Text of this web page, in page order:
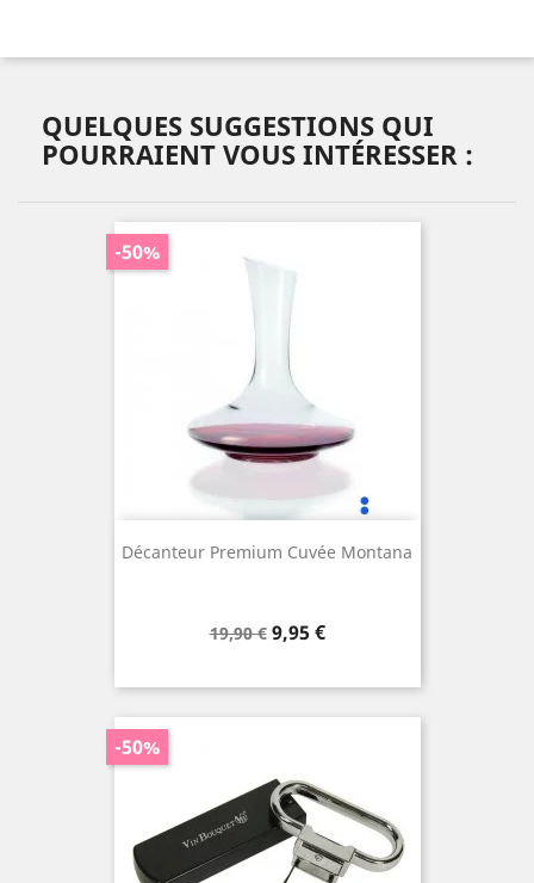
QUELQUES SUGGESTIONS QUI
POURRAIENT VOUS INTÉRESSER :
Décanteur Premium Cuvée Montana
Prix
19,90 €
-50%
Prix
9,95 €
-50%